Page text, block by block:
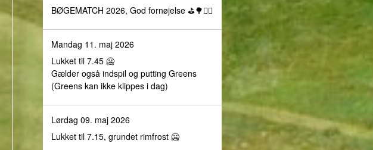
BØGEMATCH 2026, God fornøjelse ⛳️🌳🏌️‍♀️
Mandag 11. maj 2026
Lukket til 7.45 🥶
Gælder også indspil og putting Greens
(Greens kan ikke klippes i dag)
Lørdag 09. maj 2026
Lukket til 7.15, grundet rimfrost 🥶